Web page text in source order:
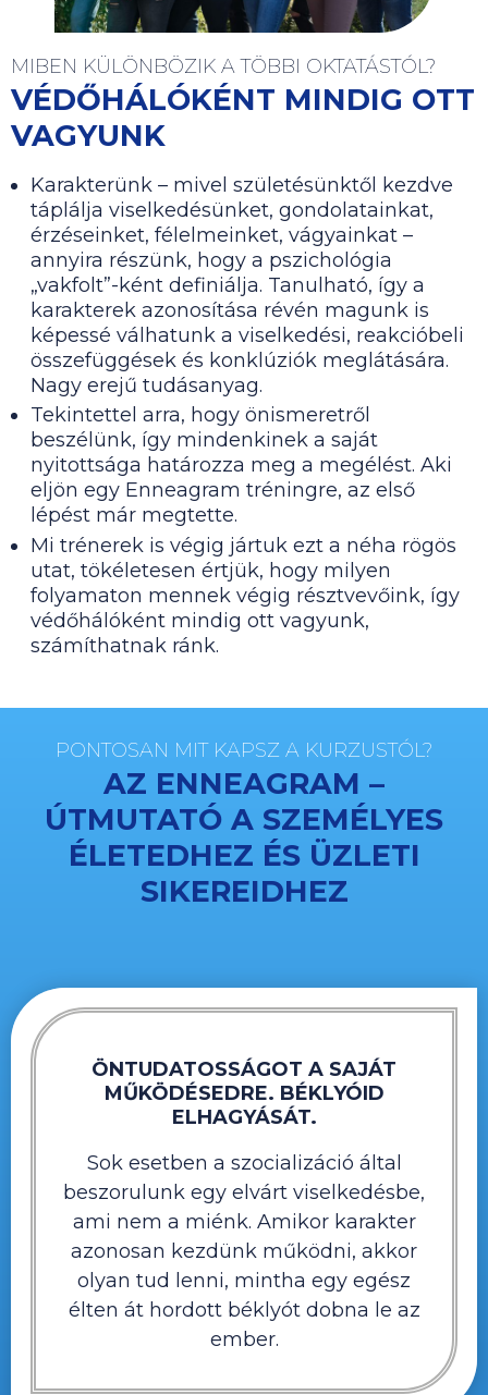
MIBEN KÜLÖNBÖZIK A TÖBBI OKTATÁSTÓL?
VÉDŐHÁLÓKÉNT MINDIG OTT
VAGYUNK
Karakterünk – mivel születésünktől kezdve
táplálja viselkedésünket, gondolatainkat,
érzéseinket, félelmeinket, vágyainkat –
annyira részünk, hogy a pszichológia
„vakfolt”-ként definiálja. Tanulható, így a
karakterek azonosítása révén magunk is
képessé válhatunk a viselkedési, reakcióbeli
összefüggések és konklúziók meglátására.
Nagy erejű tudásanyag.
Tekintettel arra, hogy önismeretről
beszélünk, így mindenkinek a saját
nyitottsága határozza meg a megélést. Aki
eljön egy Enneagram tréningre, az első
lépést már megtette.
Mi trénerek is végig jártuk ezt a néha rögös
utat, tökéletesen értjük, hogy milyen
folyamaton mennek végig résztvevőink, így
védőhálóként mindig ott vagyunk,
számíthatnak ránk.
PONTOSAN MIT KAPSZ A KURZUSTÓL?
AZ ENNEAGRAM –
ÚTMUTATÓ A SZEMÉLYES
ÉLETEDHEZ ÉS ÜZLETI
SIKEREIDHEZ
ÖNTUDATOSSÁGOT A SAJÁT
MŰKÖDÉSEDRE. BÉKLYÓID
ELHAGYÁSÁT.
Sok esetben a szocializáció által
beszorulunk egy elvárt viselkedésbe,
ami nem a miénk. Amikor karakter
azonosan kezdünk működni, akkor
olyan tud lenni, mintha egy egész
élten át hordott béklyót dobna le az
ember.